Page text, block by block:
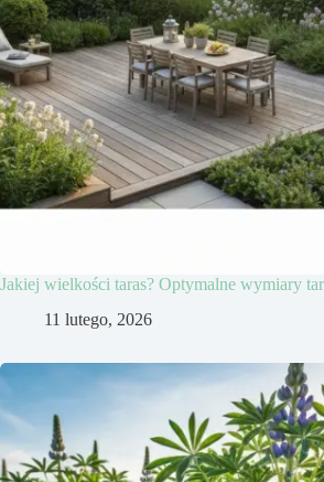
Jakiej wielkości taras? Optymalne wymiary
11 lutego, 2026